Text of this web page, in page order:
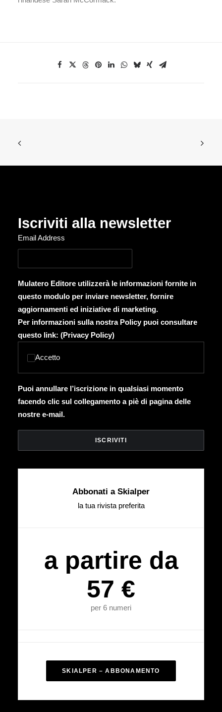
Iscriviti alla newsletter
Email Address
Mulatero Editore utilizzerà le informazioni fornite in
questo modulo per inviare newsletter, fornire
aggiornamenti ed iniziative di marketing.
Per informazioni sulla nostra Policy puoi consultare
questo link: (Privacy Policy)
Accetto
Puoi annullare l’iscrizione in qualsiasi momento
facendo clic sul collegamento a piè di pagina delle
nostre e-mail.
Abbonati a Skialper
la tua rivista preferita
a partire da
57 €
per 6 numeri
SKIALPER – ABBONAMENTO